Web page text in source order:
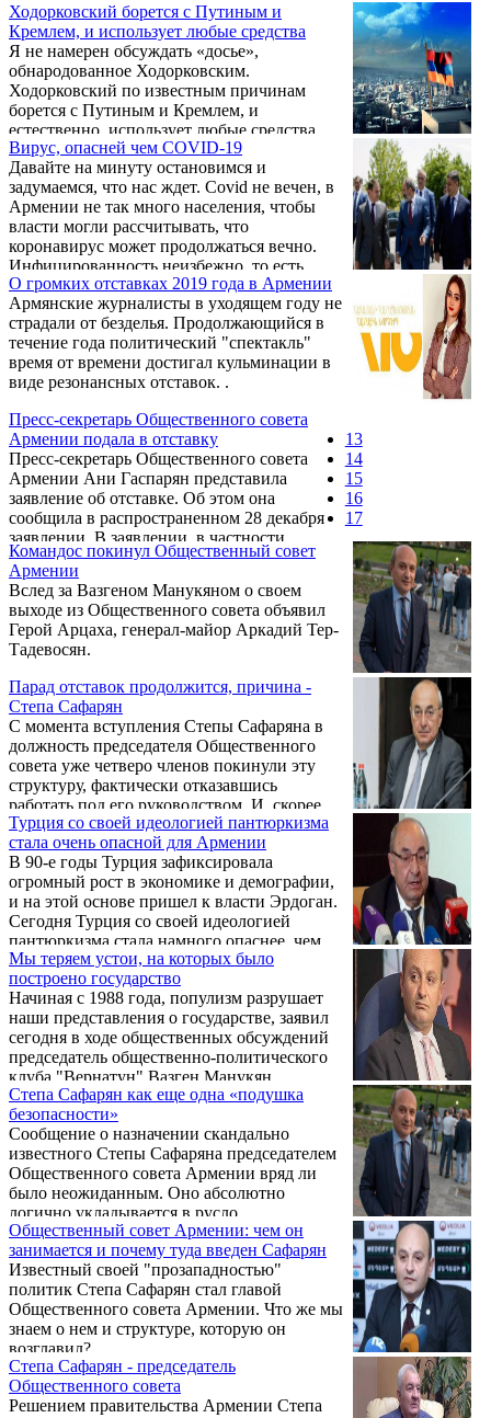
Ходорковский борется с Путиным и
Кремлем, и использует любые средства
Я не намерен обсуждать «досье»,
обнародованное Ходорковским.
Ходорковский по известным причинам
борется с Путиным и Кремлем, и
естественно, использует любые средства.
Об этом в беседе с VERELQ заявил экс-
председатель Общественного совета Вазген
Манукян. Тем не менее, продолжил он, в
этом материале речь идет и о «Лазаревском
клубе», который, по «материалам досье»
сотрудничает с Кремлем.
Вирус, опасней чем COVID-19
Давайте на минуту остановимся и
задумаемся, что нас ждет. Covid не вечен, в
Армении не так много населения, чтобы
власти могли рассчитывать, что
коронавирус может продолжаться вечно.
Инфицированность неизбежно, то есть
независимо от действий власти, должна
пойти на убыль и, возможно, мы вскоре
вступим в этот этап. Но количество людей,
скончавшихся от коронавируса, еще будет
продолжать расти. Как и общественное
недовольство. Как и социально-
только усугубляться. ...
О громких отставках 2019 года в Армении
Армянские журналисты в уходящем году не
страдали от безделья. Продолжающийся в
течение года политический "спектакль"
время от времени достигал кульминации в
виде резонансных отставок. .
Пресс-секретарь Общественного совета
Армении подала в отставку
Пресс-секретарь Общественного совета
Армении Ани Гаспарян представила
заявление об отставке. Об этом она
сообщила в распространенном 28 декабря
заявлении. В заявлении, в частности,
отмечено: .
Командос покинул Общественный совет
Армении
Вслед за Вазгеном Манукяном о своем
выходе из Общественного совета объявил
Герой Арцаха, генерал-майор Аркадий Тер-
Тадевосян.
Парад отставок продолжится, причина -
Степа Сафарян
С момента вступления Степы Сафаряна в
должность председателя Общественного
совета уже четверо членов покинули эту
структуру, фактически отказавшись
работать под его руководством. И, скорее
всего, этот парад "самоотводов"
продолжится… .
Турция со своей идеологией пантюркизма
стала очень опасной для Армении
В 90-е годы Турция зафиксировала
огромный рост в экономике и демографии,
и на этой основе пришел к власти Эрдоган.
Сегодня Турция со своей идеологией
пантюркизма стала намного опаснее, чем
тогда. Об этом в рамках общественных
обсуждений 23 декабря заявил председатель
клуба «Вернатун» Вазген Манукян.
Мы теряем устои, на которых было
построено государство
Начиная с 1988 года, популизм разрушает
наши представления о государстве, заявил
сегодня в ходе общественных обсуждений
председатель общественно-политического
клуба "Вернатун" Вазген Манукян.
Степа Сафарян как еще одна «подушка
безопасности»
Сообщение о назначении скандально
известного Степы Сафаряна председателем
Общественного совета Армении вряд ли
было неожиданным. Оно абсолютно
логично укладывается в русло
доминирующих в стране тенденций, как и
действий властей, стремящихся обложить
себя со всех сторон своеобразными
"подушками безопасности". Проще говоря,
создать максимально комфортную для себя
среду обитания, предполагающую контроль
над всем и вся, в том числе над структурой,
само предназначение которой -
представлять общественные, ...
Общественный совет Армении: чем он
занимается и почему туда введен Сафарян
Известный своей "прозападностью"
политик Степа Сафарян стал главой
Общественного совета Армении. Что же мы
знаем о нем и структуре, которую он
возглавил? .
Степа Сафарян - председатель
Общественного совета
Решением правительства Армении Степа
13
14
15
16
17